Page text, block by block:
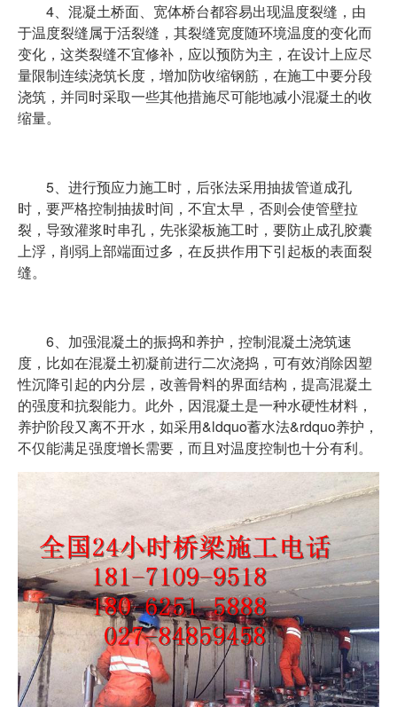
4、混凝土桥面、宽体桥台都容易出现温度裂缝，由
于温度裂缝属于活裂缝，其裂缝宽度随环境温度的变化而
变化，这类裂缝不宜修补，应以预防为主，在设计上应尽
量限制连续浇筑长度，增加防收缩钢筋，在施工中要分段
浇筑，并同时采取一些其他措施尽可能地减小混凝土的收
缩量。
5、进行预应力施工时，后张法采用抽拔管道成孔
时，要严格控制抽拔时间，不宜太早，否则会使管壁拉
裂，导致灌浆时串孔，先张梁板施工时，要防止成孔胶囊
上浮，削弱上部端面过多，在反拱作用下引起板的表面裂
缝。
6、加强混凝土的振捣和养护，控制混凝土浇筑速
度，比如在混凝土初凝前进行二次浇捣，可有效消除因塑
性沉降引起的内分层，改善骨料的界面结构，提高混凝土
的强度和抗裂能力。此外，因混凝土是一种水硬性材料，
养护阶段又离不开水，如采用&ldquo蓄水法&rdquo养护，
不仅能满足强度增长需要，而且对温度控制也十分有利。